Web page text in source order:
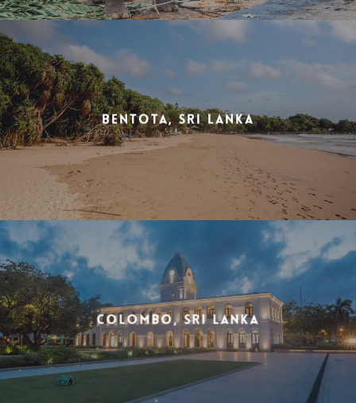
Bentota, Sri Lanka
Colombo, Sri Lanka